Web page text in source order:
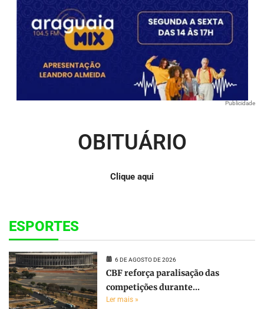
Publicidade
OBITUÁRIO
Clique aqui
ESPORTES
6 DE AGOSTO DE 2026
CBF reforça paralisação das
competições durante...
Ler mais »